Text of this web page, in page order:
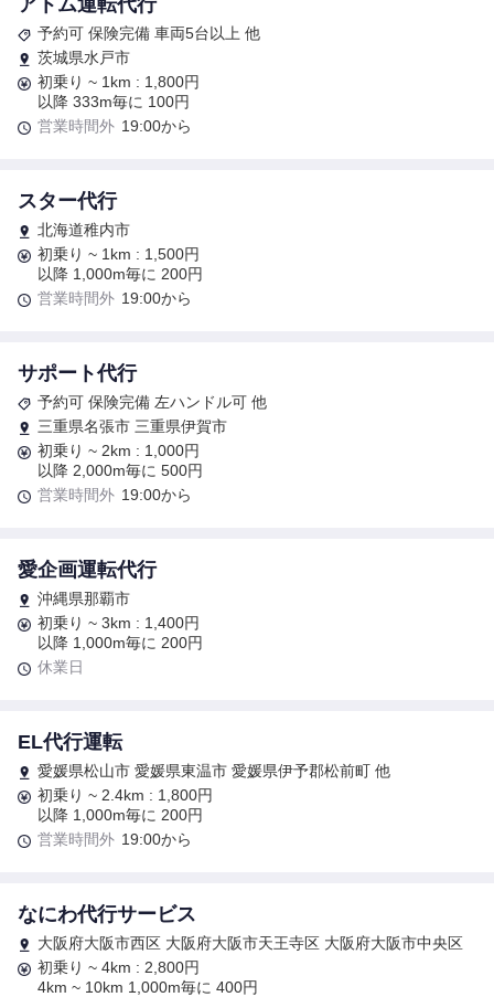
アトム運転代行
予約可 保険完備 車両5台以上 他
茨城県水戸市
初乗り ~ 1km : 1,800円
以降 333m毎に 100円
営業時間外 19:00から
スター代行
北海道稚内市
初乗り ~ 1km : 1,500円
以降 1,000m毎に 200円
営業時間外 19:00から
サポート代行
予約可 保険完備 左ハンドル可 他
三重県名張市 三重県伊賀市
初乗り ~ 2km : 1,000円
以降 2,000m毎に 500円
営業時間外 19:00から
愛企画運転代行
沖縄県那覇市
初乗り ~ 3km : 1,400円
以降 1,000m毎に 200円
休業日
EL代行運転
愛媛県松山市 愛媛県東温市 愛媛県伊予郡松前町 他
初乗り ~ 2.4km : 1,800円
以降 1,000m毎に 200円
営業時間外 19:00から
なにわ代行サービス
大阪府大阪市西区 大阪府大阪市天王寺区 大阪府大阪市中央区
初乗り ~ 4km : 2,800円
4km ~ 10km 1,000m毎に 400円